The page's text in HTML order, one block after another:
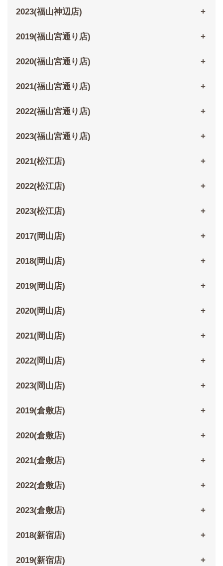
2023(福山神辺店)
2019(福山宮通り店)
2020(福山宮通り店)
2021(福山宮通り店)
2022(福山宮通り店)
2023(福山宮通り店)
2021(松江店)
2022(松江店)
2023(松江店)
2017(岡山店)
2018(岡山店)
2019(岡山店)
2020(岡山店)
2021(岡山店)
2022(岡山店)
2023(岡山店)
2019(倉敷店)
2020(倉敷店)
2021(倉敷店)
2022(倉敷店)
2023(倉敷店)
2018(新宿店)
2019(新宿店)